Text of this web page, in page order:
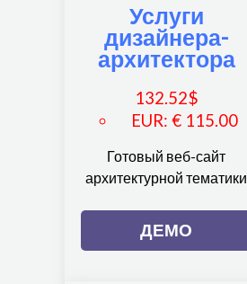
Услуги
дизайнера-
архитектора
132.52$
EUR: € 115.00
Готовый веб-сайт
архитектурной тематики
ДЕМО